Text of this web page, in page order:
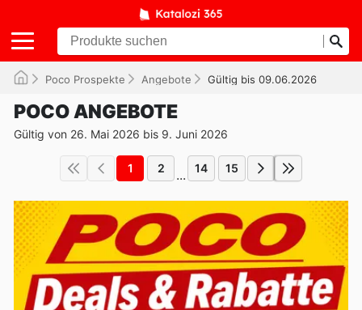
Poco Prospekte Angebote Gültig bis 09.06.2026
POCO ANGEBOTE
Gültig von 26. Mai 2026 bis 9. Juni 2026
1 2 ... 14 15